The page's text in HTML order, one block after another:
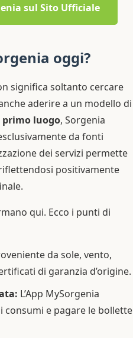
sul Sito Ufficiale
oggi?
significa soltanto cercare
aderire a un modello di
luogo, Sorgenia
da fonti
dei servizi permette
positivamente
qui. Ecco i punti di
da sole, vento,
di garanzia d’origine.
L’App MySorgenia
e pagare le bollette